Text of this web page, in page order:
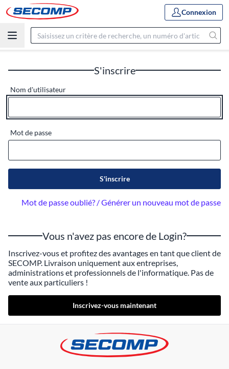
Connexion
S'inscrire
Nom d'utilisateur
Mot de passe
S'inscrire
Mot de passe oublié? / Générer un nouveau mot de passe
Vous n'avez pas encore de Login?
Inscrivez-vous et profitez des avantages en tant que client de
SECOMP. Livraison uniquement aux entreprises,
administrations et professionnels de l'informatique. Pas de
vente aux particuliers !
Inscrivez-vous maintenant